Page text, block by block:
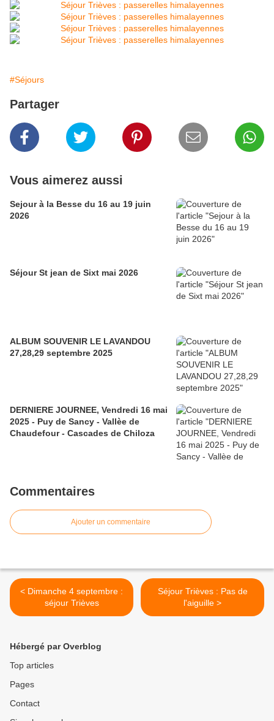
#Séjours
Partager
Vous aimerez aussi
Sejour à la Besse du 16 au 19 juin
2026
Séjour St jean de Sixt mai 2026
ALBUM SOUVENIR LE LAVANDOU
27,28,29 septembre 2025
DERNIERE JOURNEE, Vendredi 16 mai
2025 - Puy de Sancy - Vallèe de
Chaudefour - Cascades de Chiloza
Commentaires
Ajouter un commentaire
< Dimanche 4 septembre :
séjour Trièves
Séjour Trièves : Pas de
l'aiguille >
Hébergé par Overblog
Top articles
Pages
Contact